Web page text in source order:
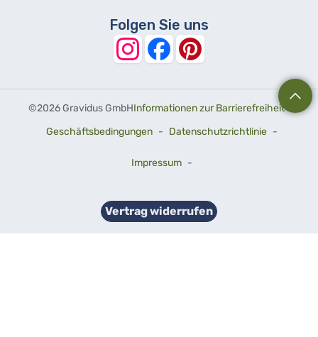
Folgen Sie uns
©2026 Gravidus GmbHInformationen zur Barrierefreiheit-
Geschäftsbedingungen - Datenschutzrichtlinie -
Impressum -
Vertrag widerrufen